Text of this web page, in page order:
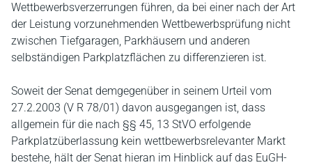
Wettbewerbsverzerrungen führen, da bei einer nach der Art
der Leistung vorzunehmenden Wettbewerbsprüfung nicht
zwischen Tiefgaragen, Parkhäusern und anderen
selbständigen Parkplatzflächen zu differenzieren ist.
Soweit der Senat demgegenüber in seinem Urteil vom
27.2.2003 (V R 78/01) davon ausgegangen ist, dass
allgemein für die nach §§ 45, 13 StVO erfolgende
Parkplatzüberlassung kein wettbewerbsrelevanter Markt
bestehe, hält der Senat hieran im Hinblick auf das EuGH-